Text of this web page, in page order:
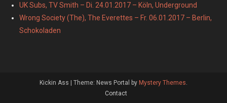
UK Subs, TV Smith – Di. 24.01.2017 – Köln, Underground
Wrong Society (The), The Everettes – Fr. 06.01.2017 – Berlin,
Schokoladen
Kickin Ass | Theme: News Portal by Mystery Themes
Contact